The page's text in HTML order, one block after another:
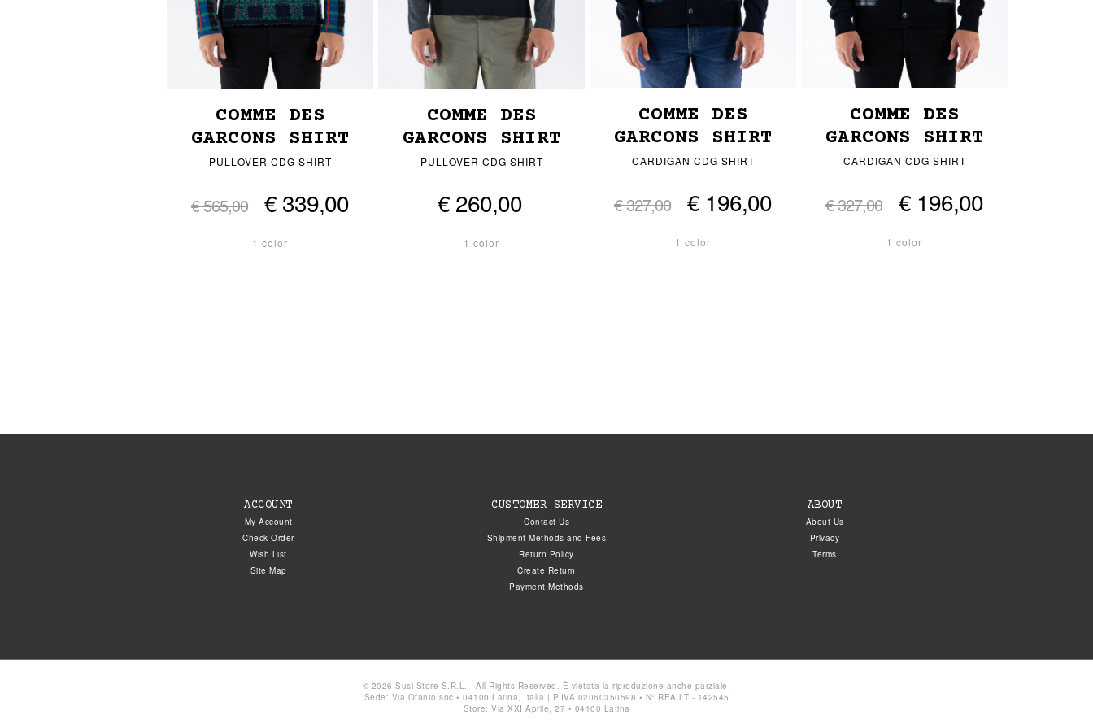
COMME DES
GARCONS SHIRT
PULLOVER CDG SHIRT
€ 565,00 € 339,00
1 color
COMME DES
GARCONS SHIRT
PULLOVER CDG SHIRT
€ 260,00
1 color
COMME DES
GARCONS SHIRT
CARDIGAN CDG SHIRT
€ 327,00 € 196,00
1 color
COMME DES
GARCONS SHIRT
CARDIGAN CDG SHIRT
€ 327,00 € 196,00
1 color
ACCOUNT
My Account
Check Order
Wish List
Site Map
CUSTOMER SERVICE
Contact Us
Shipment Methods and Fees
Return Policy
Create Return
Payment Methods
ABOUT
About Us
Privacy
Terms
© 2026 Susi Store S.R.L. - All Rights Reserved. È vietata la riproduzione anche parziale.
Sede: Via Ofanto snc • 04100 Latina, Italia | P.IVA 02060350598 • N° REA LT - 142545
Store: Via XXI Aprile, 27 • 04100 Latina